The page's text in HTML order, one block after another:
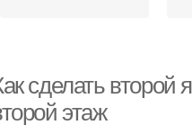
сделать второй
этаж